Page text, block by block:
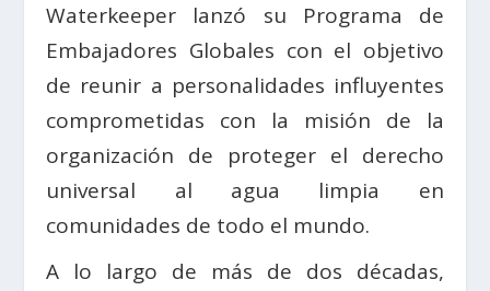
Waterkeeper lanzó su Programa de
Embajadores Globales con el objetivo
de reunir a personalidades influyentes
comprometidas con la misión de la
organización de proteger el derecho
universal al agua limpia en
comunidades de todo el mundo.
A lo largo de más de dos décadas,